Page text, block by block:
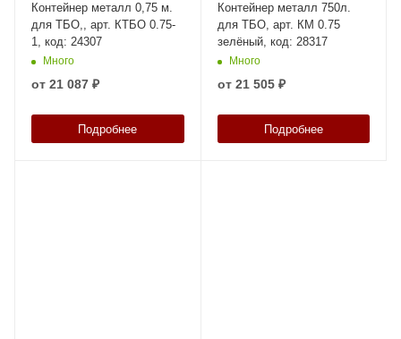
Контейнер металл 0,75 м.
для ТБО,, арт. КТБО 0.75-
1, код: 24307
Много
от 21 087 ₽
Подробнее
Контейнер металл 750л.
для ТБО, арт. КМ 0.75
зелёный, код: 28317
Много
от 21 505 ₽
Подробнее